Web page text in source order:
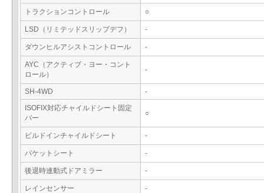
トラクションコントロール ○
LSD（リミテッドスリップデフ） -
ダウンヒルアシストコントロール -
AYC（アクティブ・ヨー・コント
ロール）
-
SH-4WD
-
ISOFIX対応チャイルドシート固定
バー
○
ビルドインチャイルドシート -
バケットシート -
後退時連動式ドアミラー -
レインセンサー -